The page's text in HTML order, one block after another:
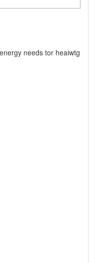
needs tor heaiwtg